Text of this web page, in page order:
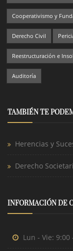
Cooperativismo y
Derecho Civil
Reestructuración e
Auditoría
TAMBIÉN TE
Herencias y
Derecho
INFORMACIÓN DE
Lun - Vie: 9:00